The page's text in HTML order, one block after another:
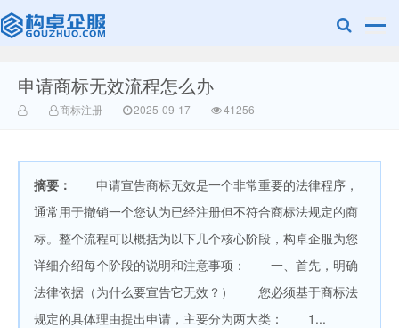
赣州兰之新知
申请商标无效流程怎么办
商标注册 2025-09-17 41256
摘要：
申请宣告商标无效是一个非常重要的法律程序，
通常用于撤销一个您认为已经注册但不符合商标法规定的商
标。整个流程可以概括为以下几个核心阶段，构卓企服为您
详细介绍每个阶段的说明和注意事项： 一、首先，明确
法律依据（为什么要宣告它无效？） 您必须基于商标法
规定的具体理由提出申请，主要分为两大类： 1...